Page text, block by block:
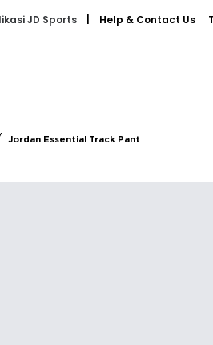
JD Sports Help & Contact Us
Jordan Essential Track Pant